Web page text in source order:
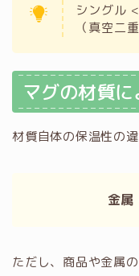
シングル
（真空二
マグの材質
材質自体の保温性の
金
ただし、商品や金属